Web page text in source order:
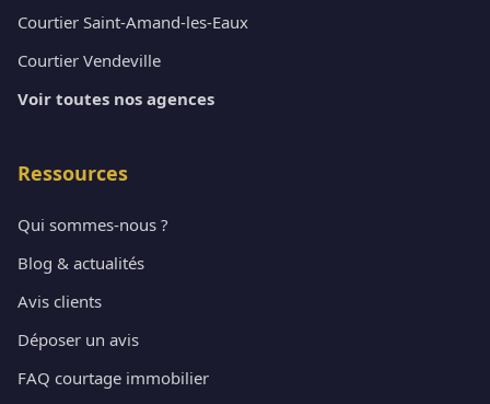
Courtier Saint-Amand-les-Eaux
Courtier Vendeville
Voir toutes nos agences
Ressources
Qui sommes-nous ?
Blog & actualités
Avis clients
Déposer un avis
FAQ courtage immobilier